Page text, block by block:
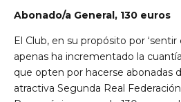
Abonado/a General, 130 euros
El Club, en su propósito por ‘sentir
apenas ha incrementado la
que opten por hacerse abonadas
atractiva Segunda Real